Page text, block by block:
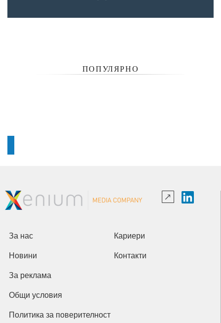
ПОПУЛЯРНО
За нас Кариери
Новини Контакти
За реклама
Общи условия
Политика за поверителност